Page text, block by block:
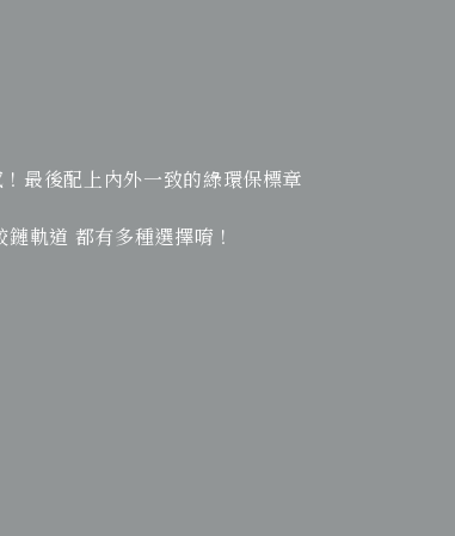
最後配上內外一致的綠環保標章
軌道 都有多種選擇唷！